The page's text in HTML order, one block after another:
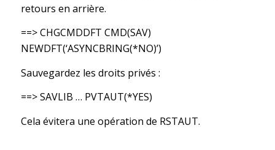
retours en arrière.
==> CHGCMDDFT CMD(SAV)
NEWDFT(‘ASYNCBRING(*NO)’)
Sauvegardez les droits privés :
==> SAVLIB … PVTAUT(*YES)
Cela évitera une opération de RSTAUT.